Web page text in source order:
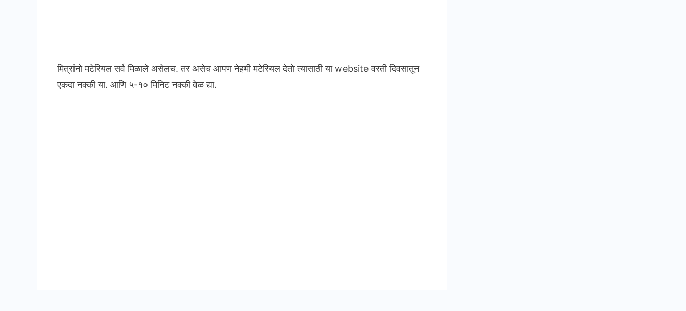
मित्रांनो मटेरियल सर्व मिळाले असेलच. तर असेच आपण नेहमी मटेरियल देतो त्यासाठी या website वरती दिवसातून
एकदा नक्की या. आणि ५-१० मिनिट नक्की वेळ द्या.